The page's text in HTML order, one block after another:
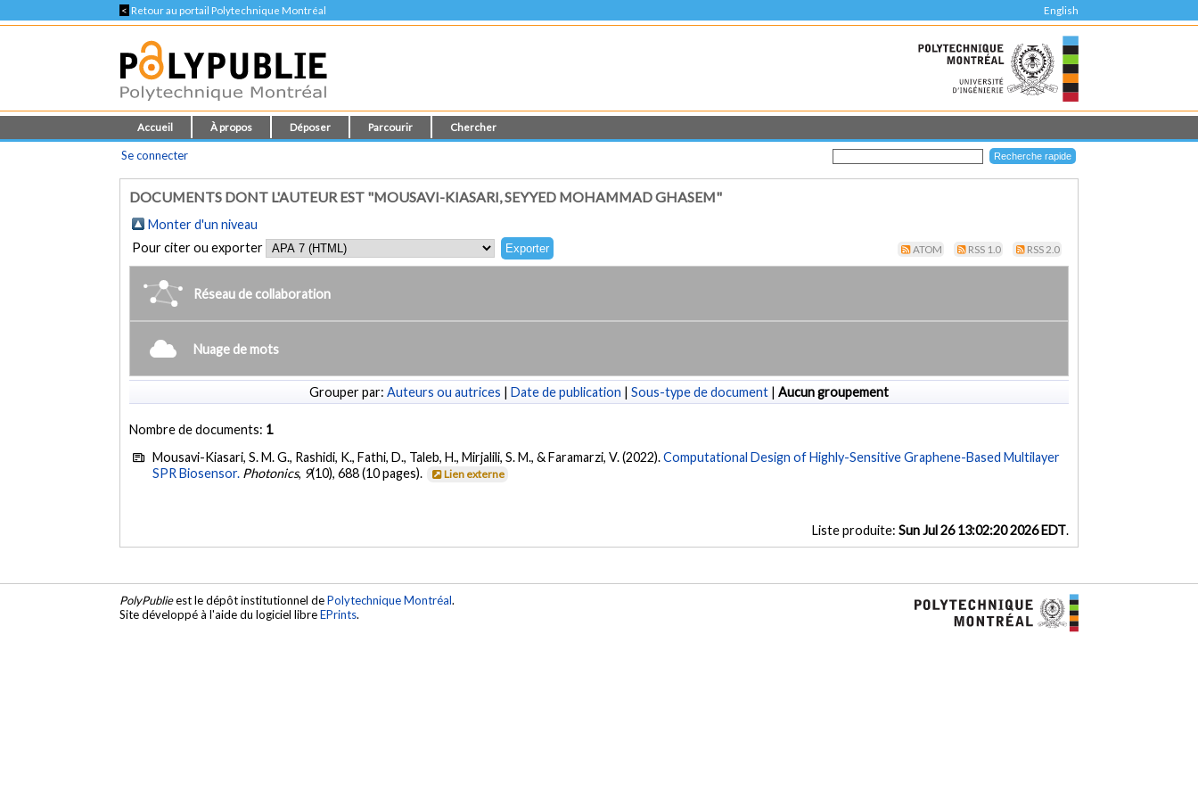
< Retour au portail Polytechnique Montréal English
Accueil À propos Déposer Parcourir Chercher
Se connecter
DOCUMENTS DONT L'AUTEUR EST "MOUSAVI-KIASARI, SEYYED MOHAMMAD GHASEM"
Monter d'un niveau
Pour citer ou exporter
ATOM RSS 1.0 RSS 2.0
Réseau de collaboration
Nuage de mots
Grouper par: Auteurs ou autrices | Date de publication | Sous-type de document | Aucun groupement
Nombre de documents: 1
Mousavi-Kiasari, S. M. G., Rashidi, K., Fathi, D., Taleb, H., Mirjalili, S. M., & Faramarzi, V. (2022).Computational Design of Highly-Sensitive Graphene-Based Multilayer
SPR Biosensor. Photonics, 9(10), 688 (10 pages). Lien externe
Liste produite: Sun Jul 26 13:02:20 2026 EDT.
PolyPublieest le dépôt institutionnel dePolytechnique Montréal.
Site développé à l'aide du logiciel libreEPrints.